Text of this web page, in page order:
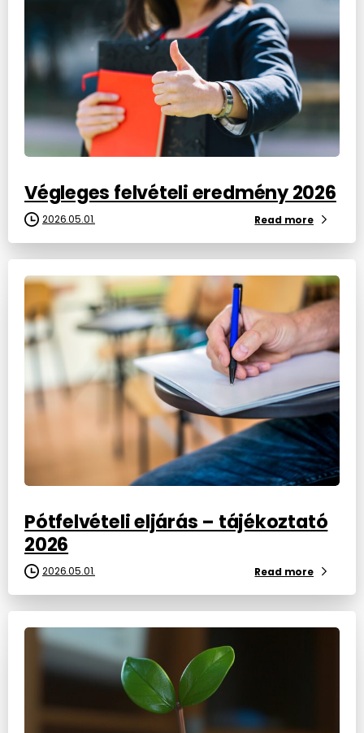
Végleges felvételi eredmény 2026
2026.05.01. Read more
Pótfelvételi eljárás – tájékoztató
2026
2026.05.01. Read more